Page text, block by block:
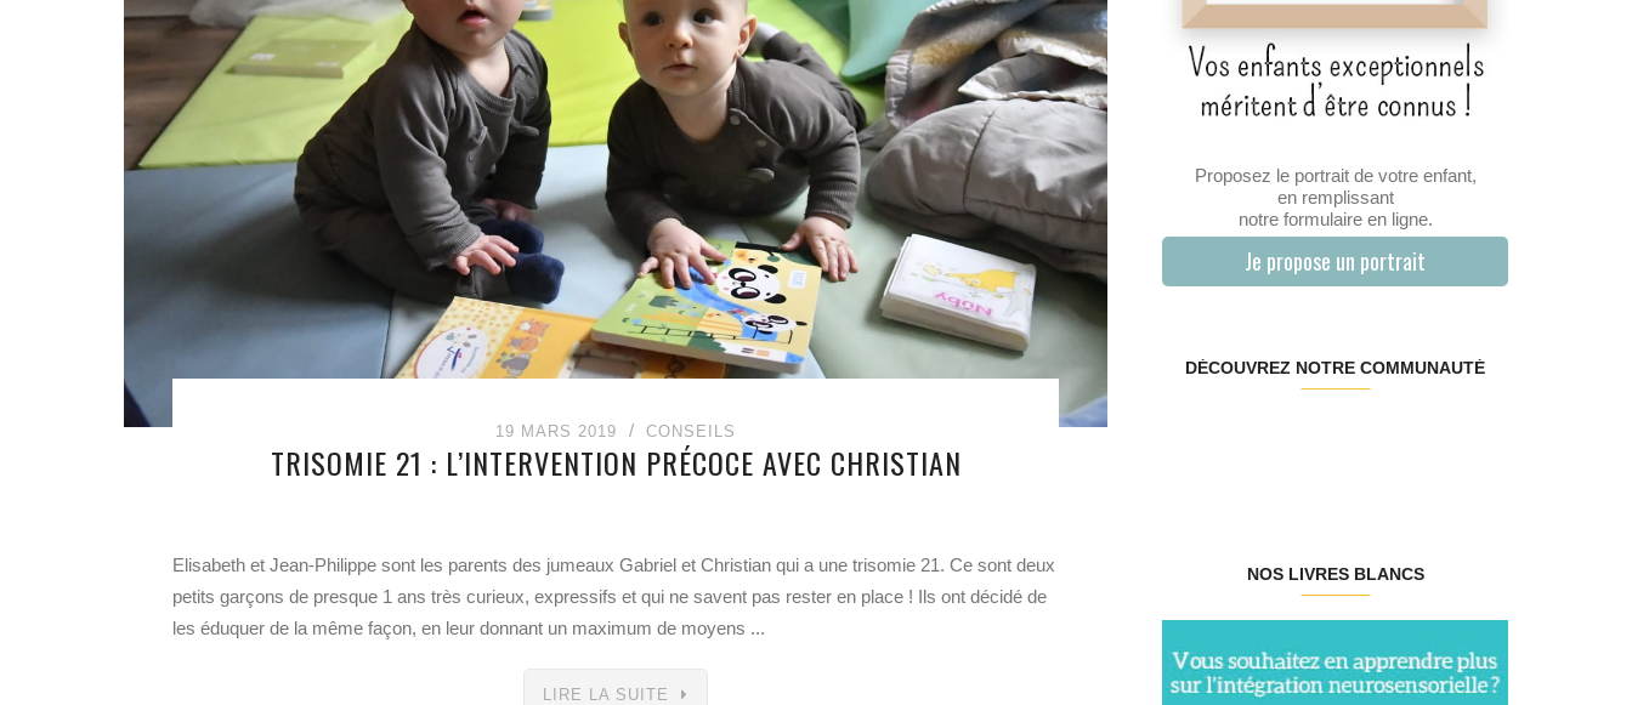
19 MARS 2019 CONSEILS
TRISOMIE 21 : L’INTERVENTION PRÉCOCE AVEC CHRISTIAN
Elisabeth et Jean-Philippe sont les parents des jumeaux Gabriel et Christian qui a une trisomie 21. Ce sont deux
petits garçons de presque 1 ans très curieux, expressifs et qui ne savent pas rester en place ! Ils ont décidé de
les éduquer de la même façon, en leur donnant un maximum de moyens ...
LIRE LA SUITE
Proposez le portrait de votre enfant,
en remplissant
notre formulaire en ligne.
Je propose un portrait
DÉCOUVREZ NOTRE COMMUNAUTÉ
NOS LIVRES BLANCS